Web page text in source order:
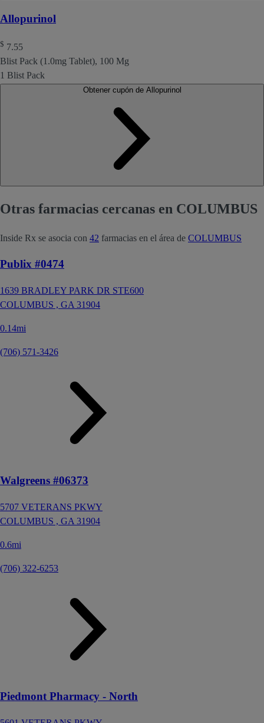
Allopurinol
$ 7.55
Blist Pack (1.0mg Tablet), 100 Mg
1 Blist Pack
Otras farmacias cercanas en COLUMBUS
Inside Rx se asocia con 42 farmacias en el área de COLUMBUS
Publix #0474
1639 BRADLEY PARK DR STE600
COLUMBUS , GA 31904
0.14mi
(706) 571-3426
Walgreens #06373
5707 VETERANS PKWY
COLUMBUS , GA 31904
0.6mi
(706) 322-6253
Piedmont Pharmacy - North